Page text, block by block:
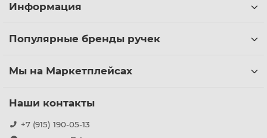
Информация
Популярные бренды ручек
Мы на Маркетплейсах
Наши контакты
+7 (915) 190-05-13